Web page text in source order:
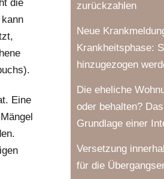
die
Eine
zurückzahlen
Neue
Krankheitsphase:
hinzugezogen
Die eheliche
oder behalten?
Grundlage einer
Versetzung
für die